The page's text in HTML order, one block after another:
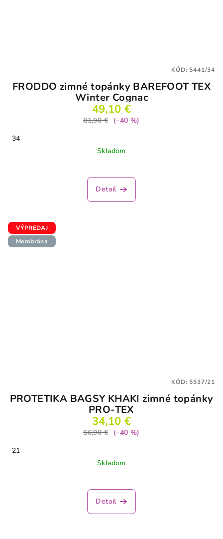
FRODDO zimné topánky BAREFOOT TEX
Winter Cognac
49,10 €
81,90 €
(–40 %)
34
Skladom
Detail
KÓD: 5441/34
VÝPREDAJ
Membrána
PROTETIKA BAGSY KHAKI zimné topánky
PRO-TEX
34,10 €
56,90 €
(–40 %)
21
Skladom
Detail
KÓD: 5537/21